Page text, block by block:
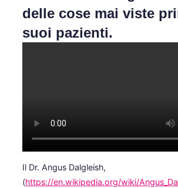
delle cose mai viste
suoi pazienti.
Il Dr. Angus Dalgleish,
(https://en.wikipedia.org/wiki/